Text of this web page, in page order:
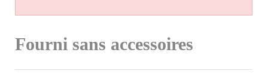
Fourni sans accessoires